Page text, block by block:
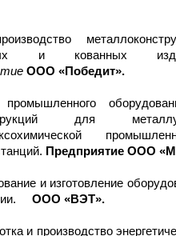
и кованных
ООО «Победит».
для
Предприятие ООО
и изготовление
ООО «ВЭТ».
и производство